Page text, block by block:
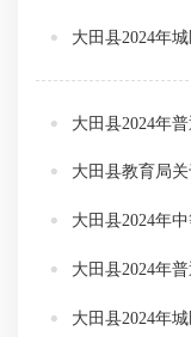
大田县2024年
大田县2024年
大田县2024年
大田县2024年